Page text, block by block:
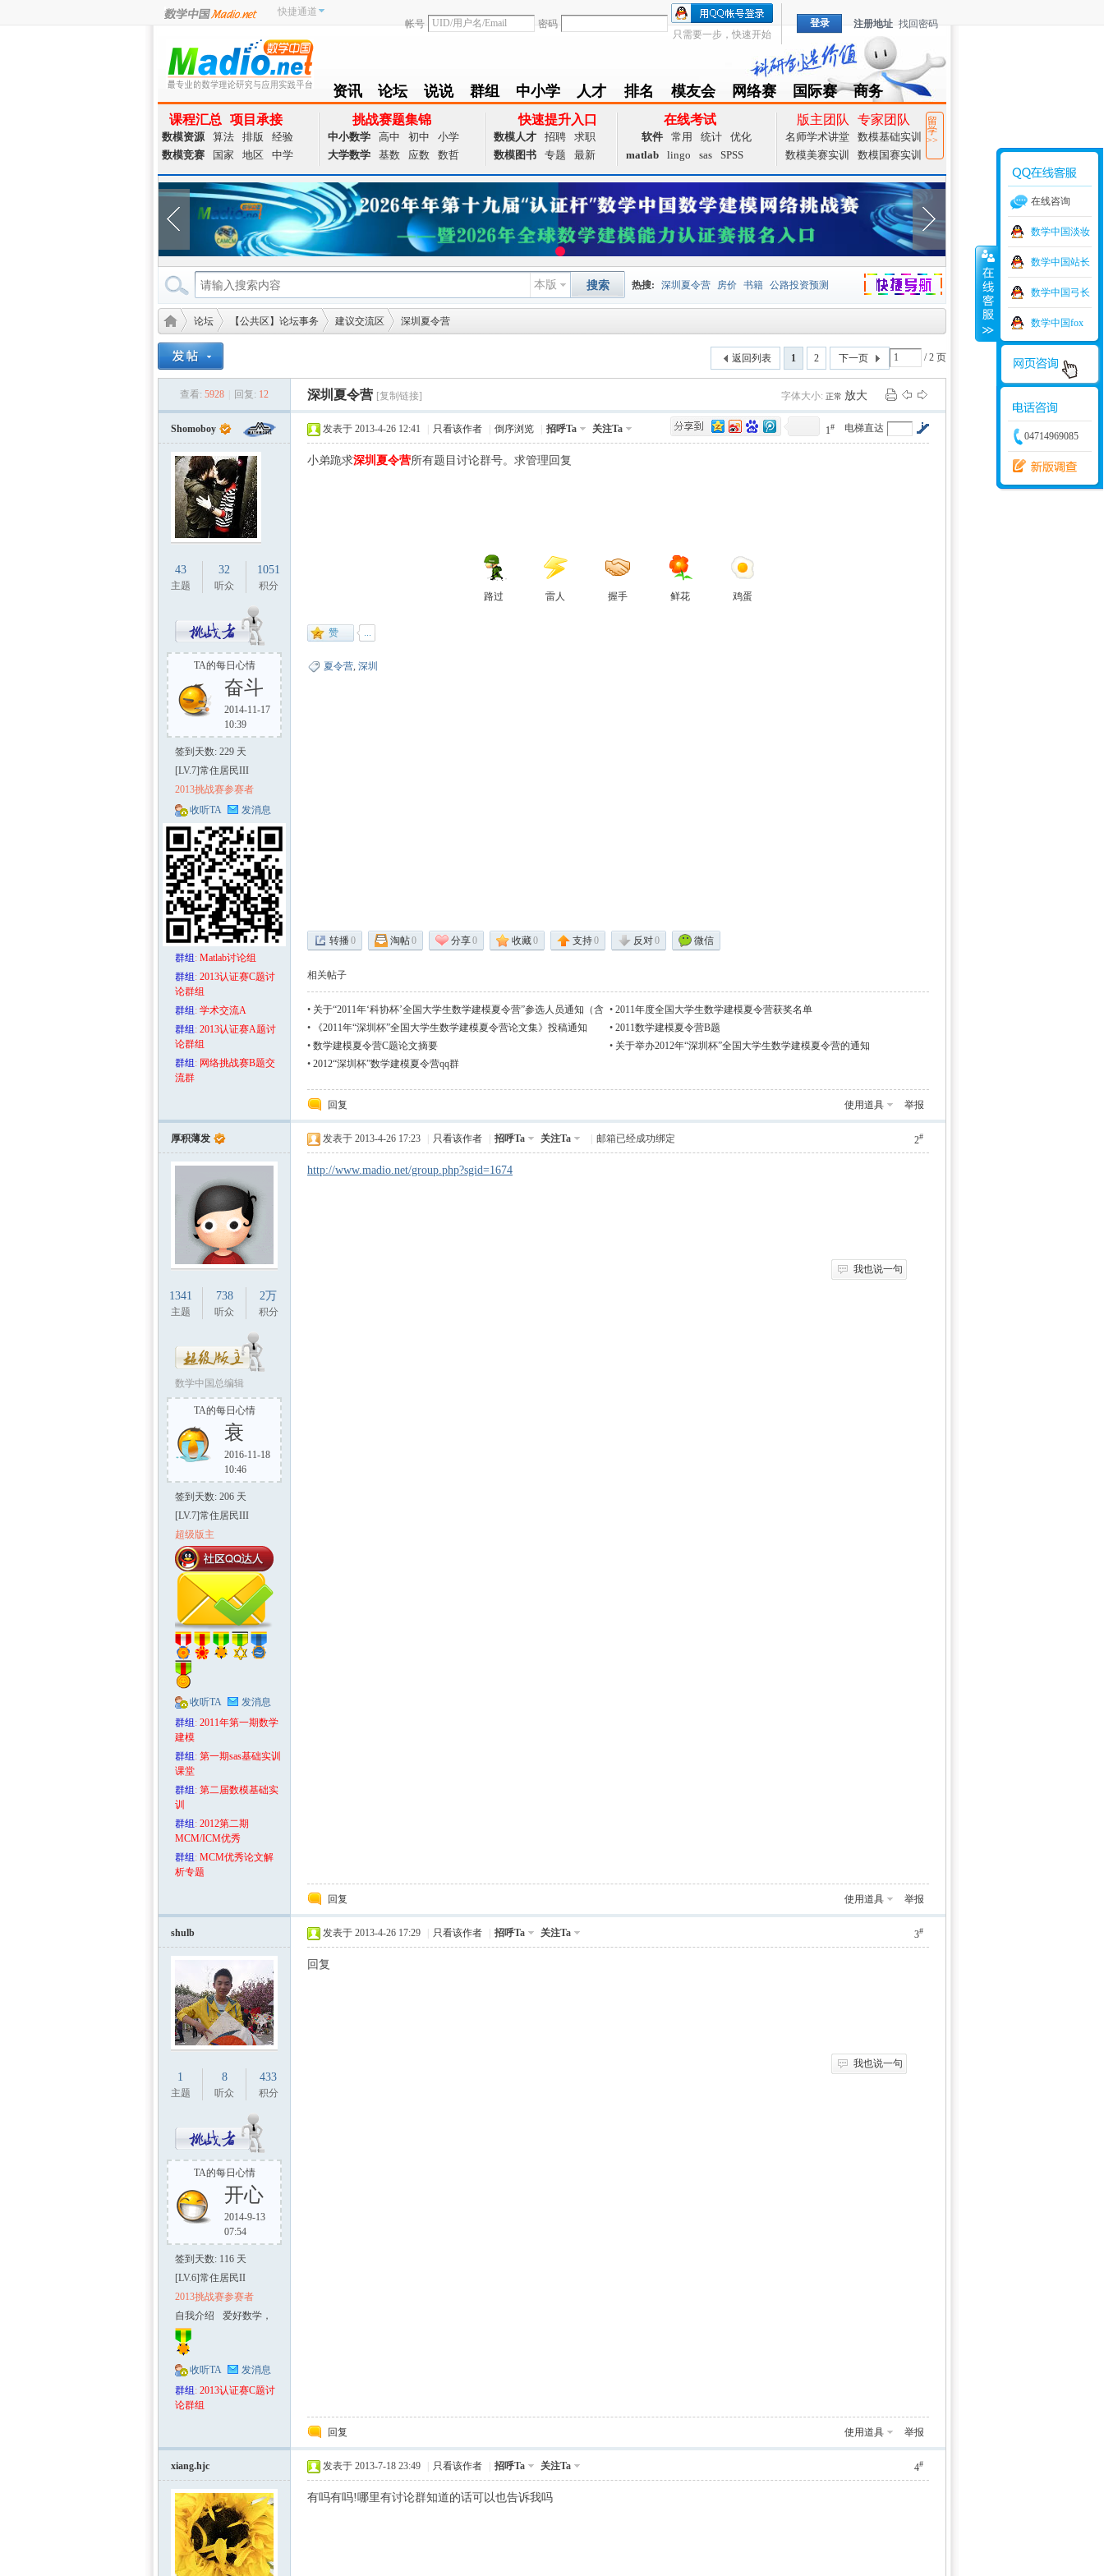
快捷通道
帐号
密码
只需要一步，快速开始
登录 注册地址 找回密码
资讯
NEWS
论坛
BBS
说说
Follow
群组
group
中小学
zxx
人才
achieve
排名
Ranklist
模友会
Club
网络赛
TZMCM
国际赛
CAMCM
商务
Special
课程汇总 项目承接
数模资源 算法 排版
经验
数模竞赛
国家 地区 中学
挑战赛题集锦
中小数学 高中 初中
小学
大学数学
基数 应数 数哲
快速提升入口
数模人才 招聘
求职
数模图书
专题 最新
在线考试
软件 常用 统计
优化
matlab
lingo sas SPSS
版主团队 专家团队
名师学术讲堂
数模基础实训
数模美赛实训
数模国赛实训
留
学
>>
捷导航
本版 搜索 热搜: 深圳夏令营 房价 书籍 公路投资预测
预测模型 元胞自动机 证书下载
增加体力 比赛
挑战赛
社
区-
数学
»
论坛
›
【公共区】论坛事务
›
建议交流区
›
深圳夏令营
1 2 / 2 页
下一页
返回列表
查看: 5928 回复: 12 深圳夏令营 [复制链接] 字体大小: 正常 放大
Shomoboy
43
主题
32
听众
1051
积分
TA的每日心情
奋斗
2014-11-17
10:39
签到天数: 229 天
[LV.7]常住居民III
2013挑战赛参赛者
收听TA
发消息
群组 : Matlab讨论组
群组 : 2013认证赛C题讨
论群组
群组 : 学术交流A
群组 : 2013认证赛A题讨
论群组
群组 : 网络挑战赛B题交
流群
电梯直达
1#
发表于 2013-4-26 12:41 只看该作者 倒序浏览 招呼Ta 关注Ta
小弟跪求深圳夏令营所有题目讨论群号。求管理回复
路过 雷人 握手 鲜花 鸡蛋
夏令营, 深圳
转播0 淘帖0 分享0 收藏0 支持0 反对0 微信
相关帖子
• 关于“2011年‘科协杯’全国大学生数学建模夏令营”参选人员通知（含
更正）
• 2011年度全国大学生数学建模夏令营获奖名单
•
《2011年“深圳杯”全国大学生数学建模夏令营论文集》投稿通知 • 2011数学建模夏令营B题
• 数学建模夏令营C题论文摘要 • 关于举办2012年“深圳杯”全国大学生数学建模夏令营的通知
• 2012“深圳杯”数学建模夏令营qq群
回复 使用道具 举报
厚积薄发
1341
主题
738
听众
2万
积分
数学中国总编辑
TA的每日心情
衰
2016-11-18
10:46
签到天数: 206 天
[LV.7]常住居民III
超级版主
收听TA
发消息
群组 : 2011年第一期数学
建模
群组 : 第一期sas基础实训
课堂
群组 : 第二届数模基础实
训
群组 : 2012第二期
MCM/ICM优秀
群组 : MCM优秀论文解
析专题
2#
发表于 2013-4-26 17:23 只看该作者 招呼Ta 关注Ta 邮箱已经成功绑定
http://www.madio.net/group.php?sgid=1674
我也说一句
回复 使用道具 举报
shulb
1
主题
8
听众
433
积分
TA的每日心情
开心
2014-9-13
07:54
签到天数: 116 天
[LV.6]常住居民II
2013挑战赛参赛者
自我介绍
爱好数学，
应用。
收听TA
发消息
群组 : 2013认证赛C题讨
论群组
3#
发表于 2013-4-26 17:29 只看该作者 招呼Ta 关注Ta
回复
我也说一句
回复 使用道具 举报
xiang.hjc 4#
发表于 2013-7-18 23:49 只看该作者 招呼Ta 关注Ta
有吗有吗!哪里有讨论群知道的话可以也告诉我吗
在线咨询
数学中国淡妆
数学中国站长
数学中国弓长
数学中国fox
04714969085